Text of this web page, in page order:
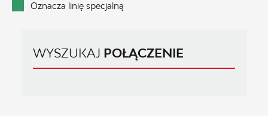
Oznacza linię specjalną
WYSZUKAJ POŁĄCZENIE